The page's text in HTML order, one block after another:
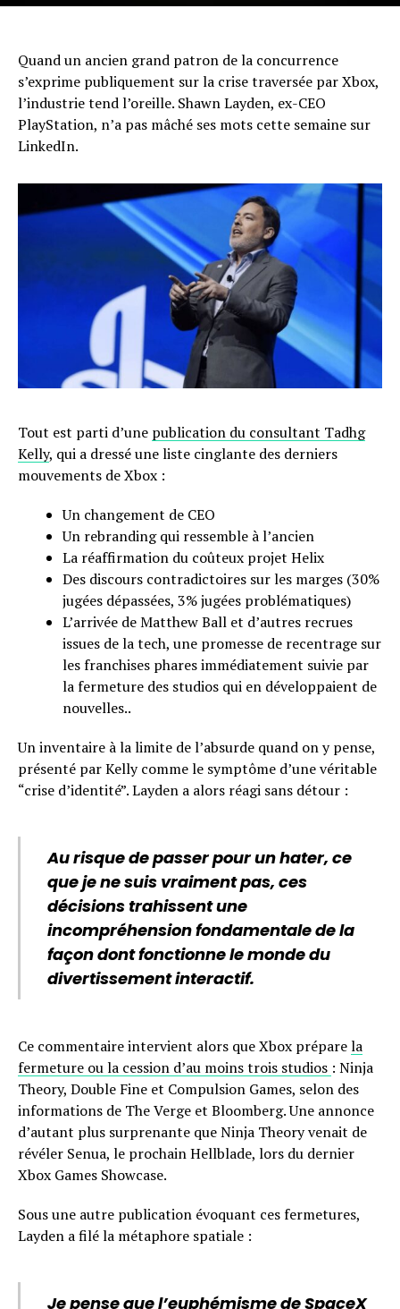
Quand un ancien grand patron de la concurrence
s’exprime publiquement sur la crise traversée par Xbox,
l’industrie tend l’oreille. Shawn Layden, ex-CEO
PlayStation, n’a pas mâché ses mots cette semaine sur
LinkedIn.
Tout est parti d’une publication du consultant Tadhg
Kelly, qui a dressé une liste cinglante des derniers
mouvements de Xbox :
Un changement de CEO
Un rebranding qui ressemble à l’ancien
La réaffirmation du coûteux projet Helix
Des discours contradictoires sur les marges (30%
jugées dépassées, 3% jugées problématiques)
L’arrivée de Matthew Ball et d’autres recrues
issues de la tech, une promesse de recentrage sur
les franchises phares immédiatement suivie par
la fermeture des studios qui en développaient de
nouvelles..
Un inventaire à la limite de l’absurde quand on y pense,
présenté par Kelly comme le symptôme d’une véritable
“crise d’identité”. Layden a alors réagi sans détour :
Au risque de passer pour un hater, ce
que je ne suis vraiment pas, ces
décisions trahissent une
incompréhension fondamentale de la
façon dont fonctionne le monde du
divertissement interactif.
Ce commentaire intervient alors que Xbox préparela
fermeture ou la cession d’au moins trois studios : Ninja
Theory, Double Fine et Compulsion Games, selon des
informations de The Verge et Bloomberg. Une annonce
d’autant plus surprenante que Ninja Theory venait de
révéler Senua, le prochain Hellblade, lors du dernier
Xbox Games Showcase.
Sous une autre publication évoquant ces fermetures,
Layden a filé la métaphore spatiale :
Je pense que l’euphémisme de SpaceX